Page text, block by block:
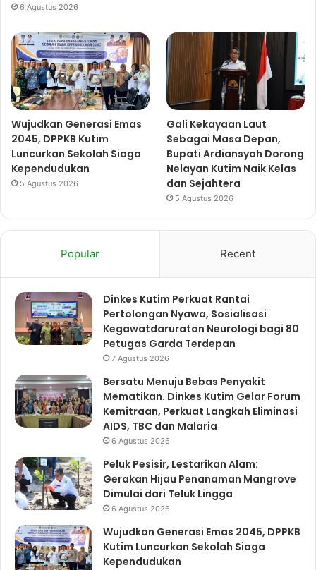
6 Agustus 2026
Wujudkan Generasi Emas
2045, DPPKB Kutim
Luncurkan Sekolah Siaga
Kependudukan
5 Agustus 2026
Gali Kekayaan Laut
Sebagai Masa Depan,
Bupati Ardiansyah Dorong
Nelayan Kutim Naik Kelas
dan Sejahtera
5 Agustus 2026
Popular Recent
Dinkes Kutim Perkuat Rantai
Pertolongan Nyawa, Sosialisasi
Kegawatdaruratan Neurologi bagi 80
Petugas Garda Terdepan
7 Agustus 2026
Bersatu Menuju Bebas Penyakit
Mematikan. Dinkes Kutim Gelar Forum
Kemitraan, Perkuat Langkah Eliminasi
AIDS, TBC dan Malaria
6 Agustus 2026
Peluk Pesisir, Lestarikan Alam:
Gerakan Hijau Penanaman Mangrove
Dimulai dari Teluk Lingga
6 Agustus 2026
Wujudkan Generasi Emas 2045, DPPKB
Kutim Luncurkan Sekolah Siaga
Kependudukan